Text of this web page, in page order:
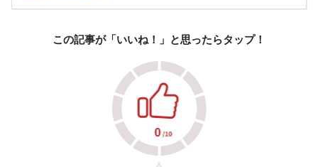
この記事が「いいね！」と思ったらタップ！